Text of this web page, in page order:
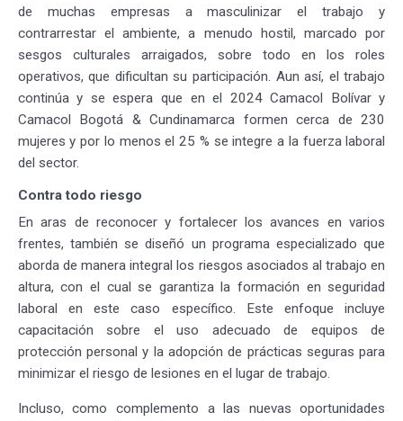
de muchas empresas a masculinizar el trabajo y
contrarrestar el ambiente, a menudo hostil, marcado por
sesgos culturales arraigados, sobre todo en los roles
operativos, que dificultan su participación. Aun así, el trabajo
continúa y se espera que en el 2024 Camacol Bolívar y
Camacol Bogotá & Cundinamarca formen cerca de 230
mujeres y por lo menos el 25 % se integre a la fuerza laboral
del sector.
Contra todo riesgo
En aras de reconocer y fortalecer los avances en varios
frentes, también se diseñó un programa especializado que
aborda de manera integral los riesgos asociados al trabajo en
altura, con el cual se garantiza la formación en seguridad
laboral en este caso específico. Este enfoque incluye
capacitación sobre el uso adecuado de equipos de
protección personal y la adopción de prácticas seguras para
minimizar el riesgo de lesiones en el lugar de trabajo.
Incluso, como complemento a las nuevas oportunidades